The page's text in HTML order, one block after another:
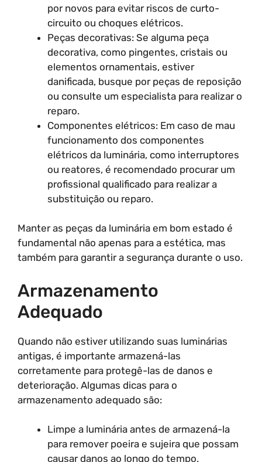
por novos para evitar riscos de curto-
circuito ou choques elétricos.
Peças decorativas: Se alguma peça
decorativa, como pingentes, cristais ou
elementos ornamentais, estiver
danificada, busque por peças de reposição
ou consulte um especialista para realizar o
reparo.
Componentes elétricos: Em caso de mau
funcionamento dos componentes
elétricos da luminária, como interruptores
ou reatores, é recomendado procurar um
profissional qualificado para realizar a
substituição ou reparo.
Manter as peças da luminária em bom estado é
fundamental não apenas para a estética, mas
também para garantir a segurança durante o uso.
Armazenamento
Adequado
Quando não estiver utilizando suas luminárias
antigas, é importante armazená-las
corretamente para protegê-las de danos e
deterioração. Algumas dicas para o
armazenamento adequado são:
Limpe a luminária antes de armazená-la
para remover poeira e sujeira que possam
causar danos ao longo do tempo.